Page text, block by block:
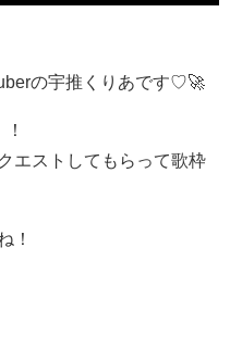
の宇推くりあです♡🚀
エストしてもらって歌枠
！